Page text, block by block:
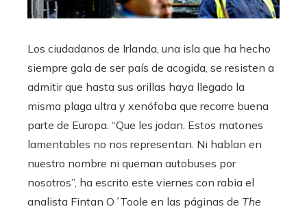
Los ciudadanos de Irlanda, una isla que ha hecho
siempre gala de ser país de acogida, se resisten a
admitir que hasta sus orillas haya llegado la
misma plaga ultra y xenófoba que recorre buena
parte de Europa. “Que les jodan. Estos matones
lamentables no nos representan. Ni hablan en
nuestro nombre ni queman autobuses por
nosotros”, ha escrito este viernes con rabia el
analista Fintan O´Toole en las páginas de The